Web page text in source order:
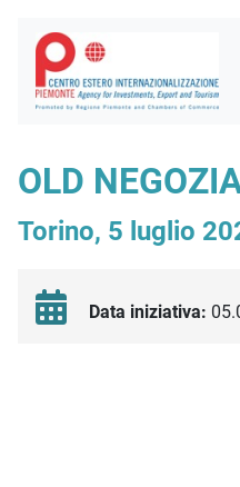
OLD
Torino, 5 luglio
Data iniziativa: